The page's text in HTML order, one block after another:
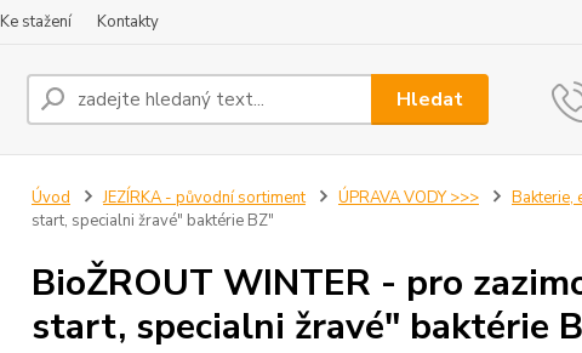
Ke stažení Kontakty
Hledat
Úvod JEZÍRKA - původní sortiment ÚPRAVA VODY >>> Bakterie,
start, specialni žravé" baktérie BZ"
BioŽROUT WINTER - pro
start, specialni žravé" baktérie